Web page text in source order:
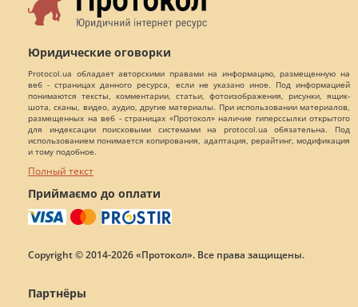
Юридические оговорки
Protocol.ua обладает авторскими правами на информацию, размещенную на
веб - страницах данного ресурса, если не указано иное. Под информацией
понимаются тексты, комментарии, статьи, фотоизображения, рисунки, ящик-
шота, сканы, видео, аудио, другие материалы. При использовании материалов,
размещенных на веб - страницах «Протокол» наличие гиперссылки открытого
для индексации поисковыми системами на protocol.ua обязательна. Под
использованием понимается копирования, адаптация, рерайтинг, модификация
и тому подобное.
Полный текст
Приймаємо до оплати
Copyright © 2014-2026 «Протокол». Все права защищены.
Партнёры